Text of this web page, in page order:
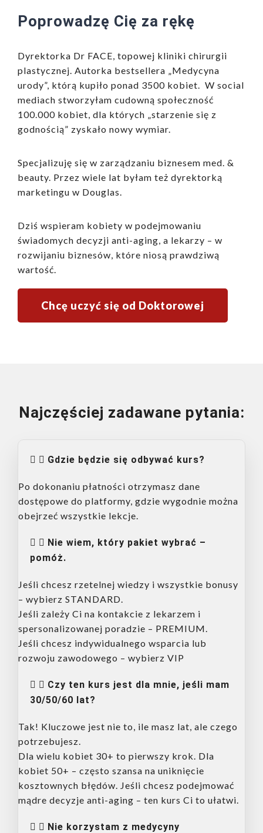
Poprowadzę Cię za rękę
Dyrektorka Dr FACE, topowej kliniki chirurgii
plastycznej. Autorka bestsellera „Medycyna
urody”, którą kupiło ponad 3500 kobiet. W social
mediach stworzyłam cudowną społeczność
100.000 kobiet, dla których „starzenie się z
godnością” zyskało nowy wymiar.
Specjalizuję się w zarządzaniu biznesem med. &
beauty. Przez wiele lat byłam też dyrektorką
marketingu w Douglas.
Dziś wspieram kobiety w podejmowaniu
świadomych decyzji anti-aging, a lekarzy – w
rozwijaniu biznesów, które niosą prawdziwą
wartość.
Chcę uczyć się od Doktorowej
Najczęściej zadawane pytania:
Gdzie będzie się odbywać kurs?
Po dokonaniu płatności otrzymasz dane
dostępowe do platformy, gdzie wygodnie można
obejrzeć wszystkie lekcje.
Nie wiem, który pakiet wybrać –
pomóż.
Jeśli chcesz rzetelnej wiedzy i wszystkie bonusy
– wybierz STANDARD.
Jeśli zależy Ci na kontakcie z lekarzem i
spersonalizowanej poradzie – PREMIUM.
Jeśli chcesz indywidualnego wsparcia lub
rozwoju zawodowego – wybierz VIP
Czy ten kurs jest dla mnie, jeśli mam
30/50/60 lat?
Tak! Kluczowe jest nie to, ile masz lat, ale czego
potrzebujesz.
Dla wielu kobiet 30+ to pierwszy krok. Dla
kobiet 50+ – często szansa na uniknięcie
kosztownych błędów. Jeśli chcesz podejmować
mądre decyzje anti-aging – ten kurs Ci to ułatwi.
Nie korzystam z medycyny